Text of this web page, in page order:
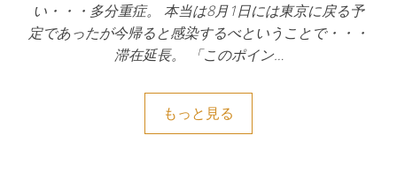
い・・・多分重症。 本当は8月1日には東京に戻る予
定であったが今帰ると感染するべということで・・・
滞在延長。 「このポイン…
もっと見る